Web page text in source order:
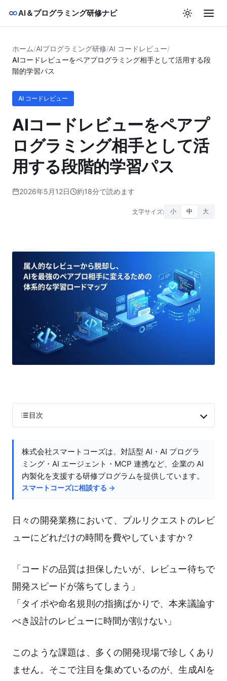
AI＆プログラミング研修ナビ
ホーム/AIプログラミング研修/AI コードレビュー/
AIコードレビューをペアプログラミング相手として活用する段
階的学習パス
AI コードレビュー
AIコードレビューをペアプ
ログラミング相手として活
用する段階的学習パス
2026年5月12日 約18分で読めます
文字サイズ: 小 中 大
目次
株式会社スマートコーズは、対話型 AI・AI プログラ
ミング・AI エージェント・MCP 連携など、企業の AI
内製化を支援する研修プログラムを提供しています。
スマートコーズに相談する →
日々の開発業務において、プルリクエストのレビ
ューにどれだけの時間を費やしていますか？
「コードの品質は担保したいが、レビュー待ちで
開発スピードが落ちてしまう」
「タイポや命名規則の指摘ばかりで、本来議論す
べき設計のレビューに時間が割けない」
このような課題は、多くの開発現場で珍しくあり
ません。そこで注目を集めているのが、生成AIを